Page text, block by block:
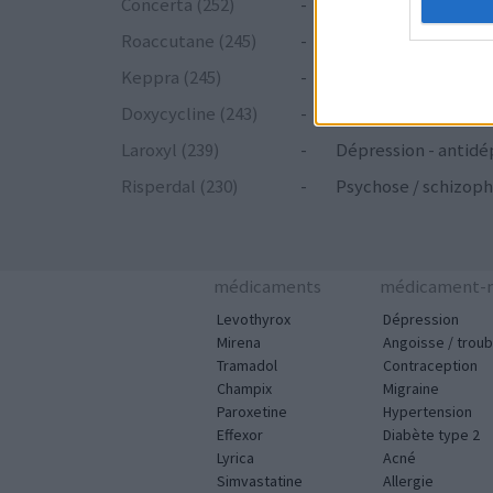
Roaccutane (245)
-
Keppra (245)
-
Doxycycline (243)
-
Laroxyl (239)
-
Dépression -
Risperdal (230)
- Psychose /
médicaments
Levothyrox
Mirena
Tramadol
Champix
Paroxetine
Effexor
Lyrica
Simvastatine
médicament-
Dépression
Angoisse /
Contraception
Migraine
Hypertension
Diabète type 2
Acné
Allergie